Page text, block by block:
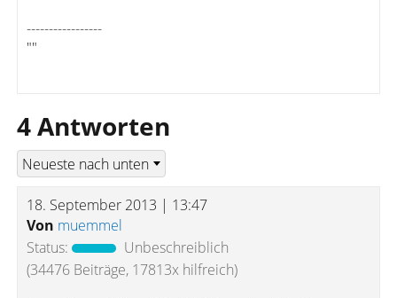
-----------------
""
4 Antworten
18. September 2013 | 13:47
Von muemmel
Status:
Unbeschreiblich
(34476 Beiträge, 17813x hilfreich)